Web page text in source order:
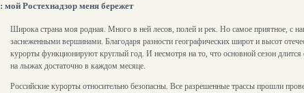
Ростехнадзор меня бережет
Широка страна моя родная. Много в ней лесов, полей и рек. Но самое приятное, с
заснеженными вершинами. Благодаря разности географических широт и высот
курорты функционируют круглый год. И несмотря на то, что основной сезон длится
на лыжах достаточно в каждом месяце.
Российские курорты относительно безопасны. Все разрешенные трассы прошли